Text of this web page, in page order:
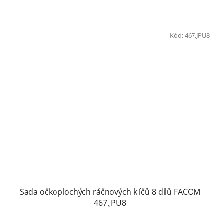
Sada očkoplochých ráčnových klíčů 8 dílů FACOM
467.JPU8
Kód:467.JPU8